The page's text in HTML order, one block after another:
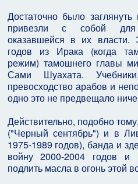
Достаточно было
привезли с собой для
оказавшейся в их
годов из Ирака (когда
режим) тамошнего главы
Сами Шуахата.
превосходство арабов и
одно это не предвещало
Действительно, подобно
("Черный сентябрь") и в
1975-1989 годов), банда и
войну 2000-2004 годов и
подлить масла в огонь этой